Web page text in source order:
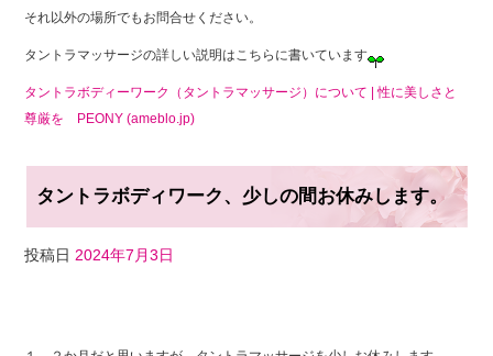
それ以外の場所でもお問合せください。
タントラマッサージの詳しい説明はこちらに書いています
タントラボディーワーク（タントラマッサージ）について | 性に美しさと
尊厳を PEONY (ameblo.jp)
タントラボディワーク、少しの間お休みします。
投稿日 2024年7月3日
a
wi n